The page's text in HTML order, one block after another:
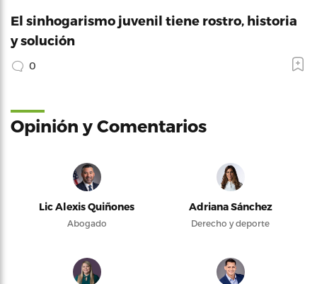
El sinhogarismo juvenil tiene rostro, historia
y solución
0
Opinión y Comentarios
Lic Alexis Quiñones
Abogado
Adriana Sánchez
Derecho y deporte